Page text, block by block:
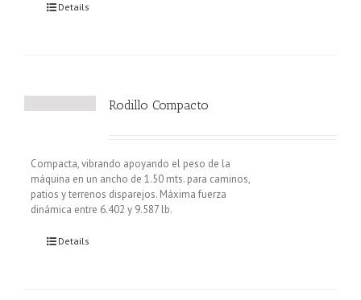
Details
Rodillo Compacto
Compacta, vibrando apoyando el peso de la
máquina en un ancho de 1.50 mts. para caminos,
patios y terrenos disparejos. Máxima fuerza
dinámica entre 6.402 y 9.587 lb.
Details